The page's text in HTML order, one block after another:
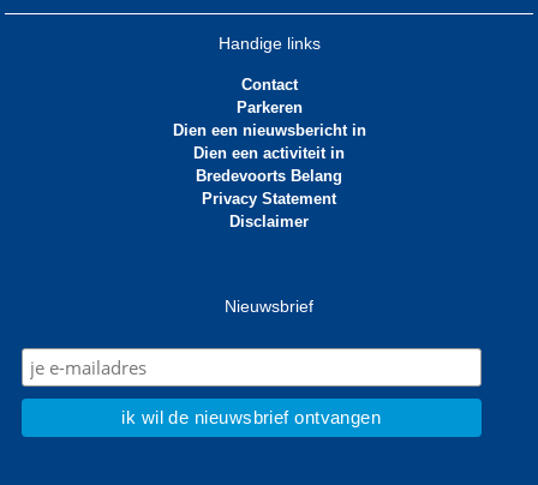
Handige links
Contact
Parkeren
Dien een nieuwsbericht in
Dien een activiteit in
Bredevoorts Belang
Privacy Statement
Disclaimer
Nieuwsbrief